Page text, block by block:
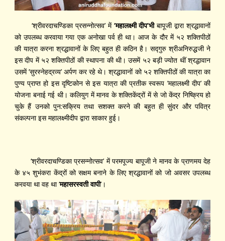
‘श्रीवरदाचण्डिका प्रसन्नोत्सव’ में ‘महालक्ष्मी दीप’भीबापूजी द्वारा श्रद्धावानों
को उपलब्ध करवाया गया एक अनोखा पर्व ही था। आज के दौर में ५२ शक्तिपीठों
की यात्रा करना श्रद्धावानों के लिए बहुत ही कठिन है। सद्‍गुरु श्रीअनिरुद्धजी ने
इस दीप में ५२ शक्तिपीठों की स्थापना की थी। उसमें ५२ बड़ी ज्योत थीं श्रद्धावान
उसमें ’सुरस्नेहद्रव्य’ अर्पण कर रहे थे। श्रद्धावानों को ५२ शक्तिपीठों की यात्रा का
पुण्य प्राप्त हो इस दृष्टिकोन से इस यात्रा की प्रतीक स्वरूप ’महालक्ष्मी दीप’ की
योजना बनाई गई थी। कलियुग में मानव के शक्तिकेंद्रों में से जो केंद्र निष्क्रिय हो
चुके हैं उनको पुन:सक्रिय तथा सशक्त करने की बहुत ही सुंदर और पवित्र
संकल्पना इस महालक्ष्मीदीप द्वारा साकार हुई।
‘श्रीवरदाचण्डिका प्रसन्नोत्सव’ में परमपूज्य बापूजी ने मानव के प्राणमय देह
के ४५ शुभंकरा केंद्रों को सक्षम बनाने के लिए श्रद्धावानों को जो अवसर उपलब्ध
करवया था वह था ‘महासरस्वती वापी’।